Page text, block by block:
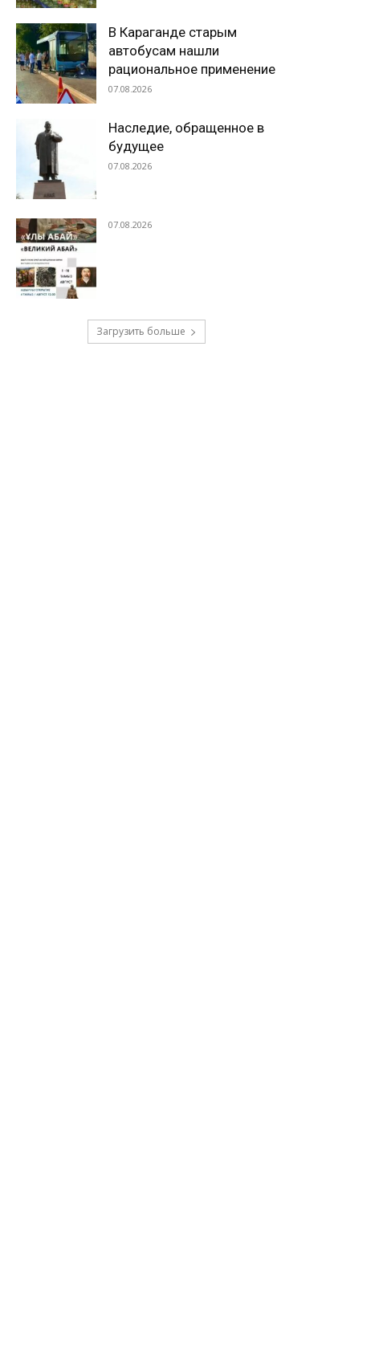
В Караганде старым
автобусам нашли
рациональное применение
07.08.2026
Наследие, обращенное в
будущее
07.08.2026
07.08.2026
Загрузить больше